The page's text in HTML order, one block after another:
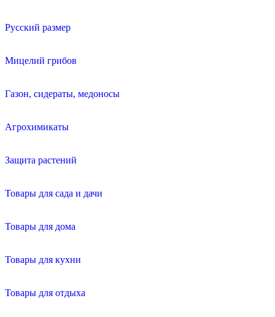
Русский размер
Мицелий грибов
Газон, сидераты, медоносы
Агрохимикаты
Защита растений
Товары для сада и дачи
Товары для дома
Товары для кухни
Товары для отдыха